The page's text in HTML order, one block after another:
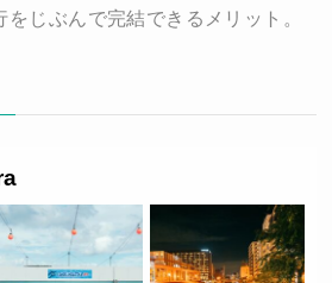
じぶんで完結できるメリット。